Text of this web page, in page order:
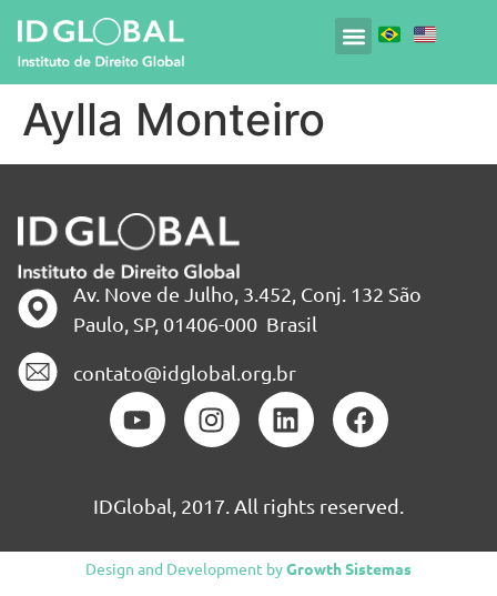
Aylla Monteiro
Av. Nove de Julho, 3.452, Conj. 132 São
Paulo, SP, 01406-000 Brasil
contato@idglobal.org.br
IDGlobal, 2017. All rights reserved.
Design and Development byGrowth Sistemas